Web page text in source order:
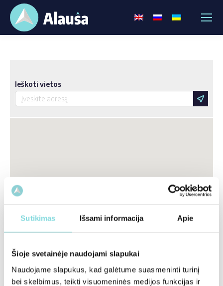
Sutikimas Išsami informacija Apie
Šioje svetainėje naudojami slapukai
Naudojame slapukus, kad galėtume suasmeninti turinį
bei skelbimus, teikti visuomeninės medijos funkcijas ir
Ieškoti vietos